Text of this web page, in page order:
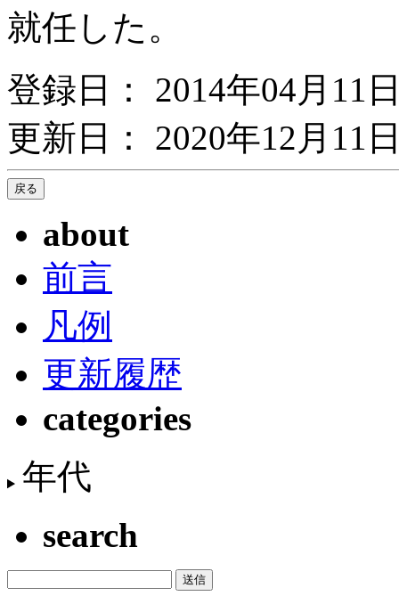
就任した。
登録日： 2014年04月11
更新日： 2020年12月11
about
前言
凡例
更新履歴
categories
年代
search